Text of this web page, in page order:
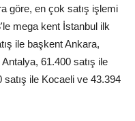
göre, en çok satış işlemi
mega kent İstanbul ilk
ile başkent Ankara,
61.400 satış ile
satış ile Kocaeli ve 43.394